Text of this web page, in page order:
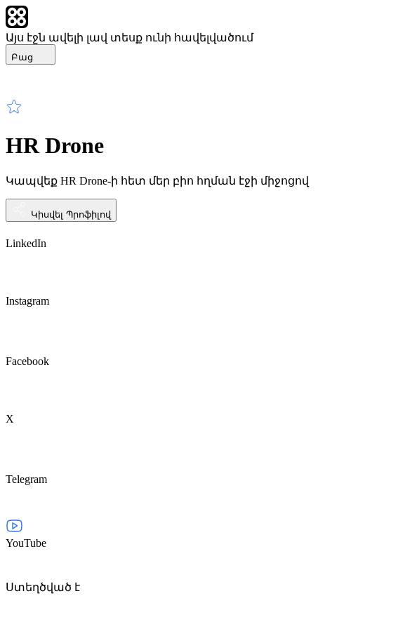
Այս էջն ավելի լավ տեսք ունի հավելվածում
Բաց
HR Drone
Կապվեք HR Drone-ի հետ մեր բիո հղման էջի միջոցով
Կիսվել Պրոֆիլով
LinkedIn
Instagram
Facebook
X
Telegram
YouTube
Ստեղծված է